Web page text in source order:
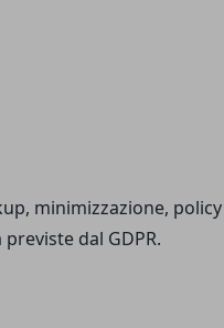
minimizzazione,
dal GDPR.